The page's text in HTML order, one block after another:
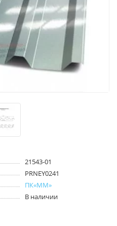
21543-01
PRNEY0241
ПК«ММ»
В наличии